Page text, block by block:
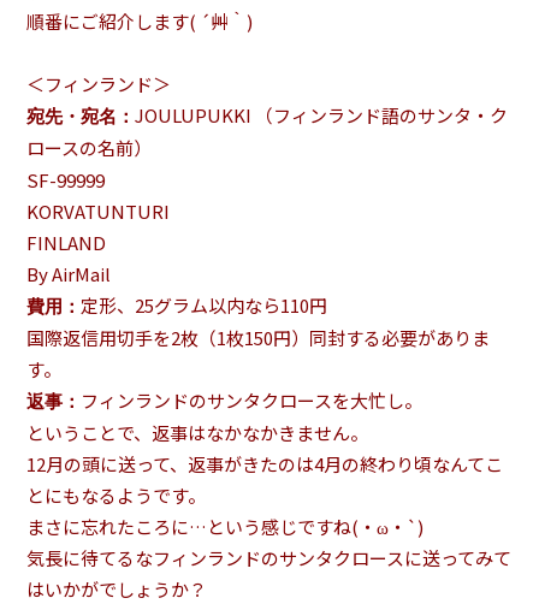
順番にご紹介します( ´艸｀)
＜フィンランド＞
宛先・宛名：JOULUPUKKI （フィンランド語のサンタ・ク
ロースの名前）
SF-99999
KORVATUNTURI
FINLAND
By AirMail
費用： 定形、25グラム以内なら110円
国際返信用切手を2枚（1枚150円）同封する必要がありま
す。
返事： フィンランドのサンタクロースを大忙し。
ということで、返事はなかなかきません。
12月の頭に送って、返事がきたのは4月の終わり頃なんてこ
とにもなるようです。
まさに忘れたころに…という感じですね(・ω・`)
気長に待てるなフィンランドのサンタクロースに送ってみて
はいかがでしょうか？